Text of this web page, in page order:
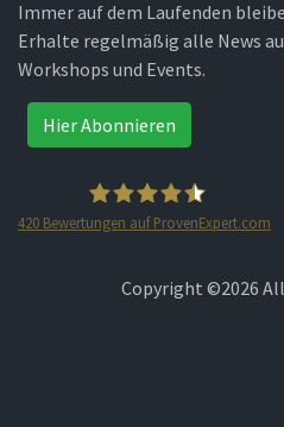
Immer auf dem Laufenden
Erhalte regelmäßig alle News
Workshops und Events.
Hier Abonnieren
420 Bewertungen auf ProvenExpert.com
Copyright ©2026